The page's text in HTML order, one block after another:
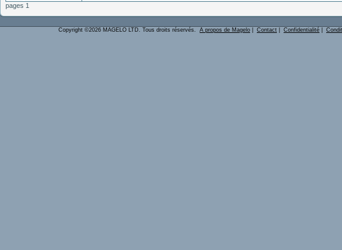
pages 1
Copyright ©2026 MAGELO LTD. Tous droits réservés. A propos de Magelo Contact Confidentialité